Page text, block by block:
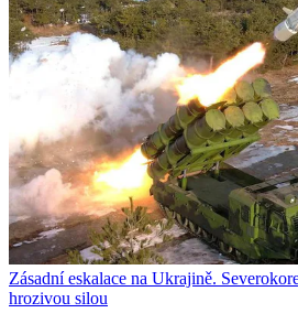
Zásadní eskalace na Ukrajině.
hrozivou silou